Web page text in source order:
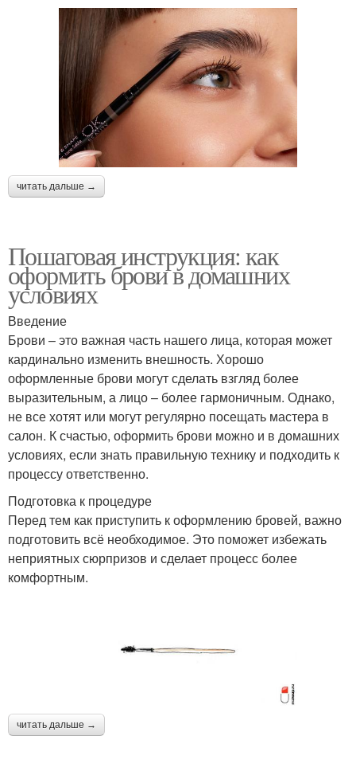
читать дальше →
Пошаговая инструкция: как
оформить брови в домашних
условиях
Введение
Брови – это важная часть нашего лица, которая может
кардинально изменить внешность. Хорошо
оформленные брови могут сделать взгляд более
выразительным, а лицо – более гармоничным. Однако,
не все хотят или могут регулярно посещать мастера в
салон. К счастью, оформить брови можно и в домашних
условиях, если знать правильную технику и подходить к
процессу ответственно.
Подготовка к процедуре
Перед тем как приступить к оформлению бровей, важно
подготовить всё необходимое. Это поможет избежать
неприятных сюрпризов и сделает процесс более
комфортным.
читать дальше →